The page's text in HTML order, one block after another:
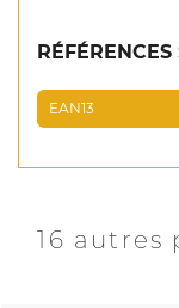
EAN13
16 autres